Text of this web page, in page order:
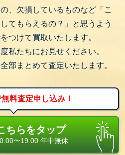
、欠損しているものなど「こ
てもらえるの？」と思うよう
つけて買取いたします。
私たちにお見せください。
部まとめて査定いたします。
料査定申し込み！
ちらをタップ
〜19:00 年中無休